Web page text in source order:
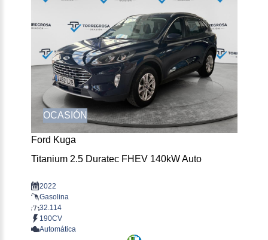
OCASIÓN
Ford Kuga
Titanium 2.5 Duratec FHEV 140kW Auto
2022
Gasolina
32.114
190CV
Automática